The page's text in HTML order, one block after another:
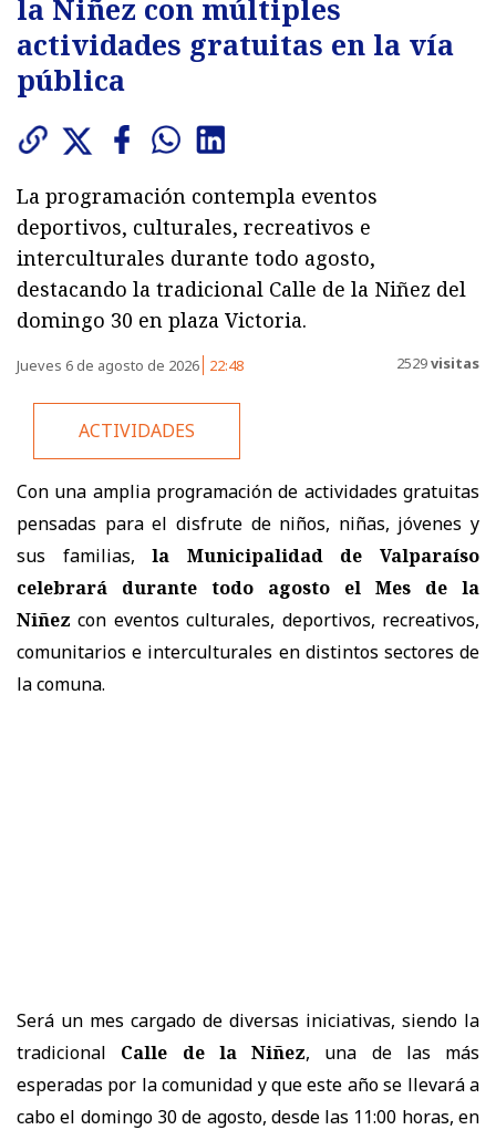
la Niñez con múltiples
actividades gratuitas en la vía
pública
La programación contempla eventos
deportivos, culturales, recreativos e
interculturales durante todo agosto,
destacando la tradicional Calle de la Niñez del
domingo 30 en plaza Victoria.
Jueves 6 de agosto de 2026 22:48 2529visitas
ACTIVIDADES
Con una amplia programación de actividades gratuitas
pensadas para el disfrute de niños, niñas, jóvenes y
sus familias,la Municipalidad de Valparaíso
celebrará durante todo agosto el Mes de la
Niñez con eventos culturales, deportivos, recreativos,
comunitarios e interculturales en distintos sectores de
la comuna.
Será un mes cargado de diversas iniciativas, siendo la
tradicional
Calle de la Niñez, una de las más
esperadas por la comunidad y que este año se llevará a
cabo el domingo 30 de agosto, desde las 11:00 horas, en